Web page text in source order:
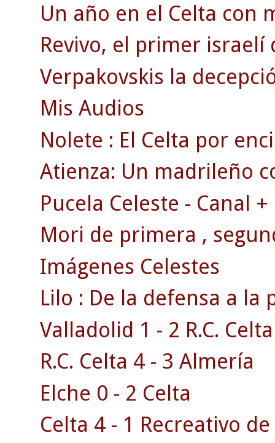
Un año en el Celta con
Revivo, el primer israelí
Verpakovskis la
Mis Audios
Nolete : El Celta por
Atienza: Un madrileño
Pucela Celeste - Canal +
Mori de primera ,
Imágenes Celestes
Lilo : De la defensa a la
Valladolid 1 - 2 R.C. Celta
R.C. Celta 4 - 3 Almería
Elche 0 - 2 Celta
Celta 4 - 1 Recreativo